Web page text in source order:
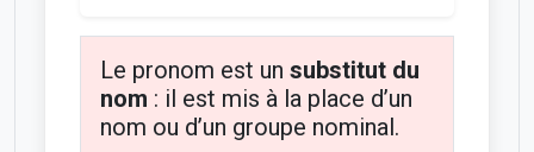
Le pronom est un substitut du
nom : il est mis à la place d’un
nom ou d’un groupe nominal.